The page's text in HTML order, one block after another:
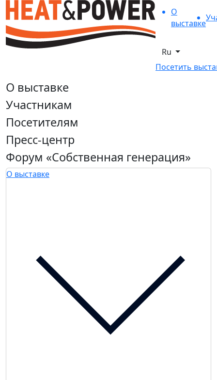
О
выставке
Ru
Посетить
О выставке
Участникам
Посетителям
Пресс-центр
Форум «Собственная генерация»
О выставке